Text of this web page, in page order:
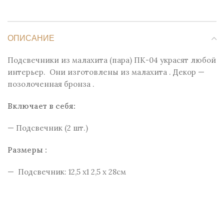
ОПИСАНИЕ
Подсвечники из малахита (пара) ПК-04 украсят любой
интерьер. Они изготовлены из малахита . Декор —
позолоченная бронза .
Включает в себя:
— Подсвечник (2 шт.)
Размеры :
— Подсвечник: 12,5 х1 2,5 х 28см